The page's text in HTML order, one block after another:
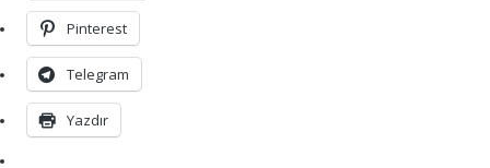
Pinterest
Telegram
Yazdır